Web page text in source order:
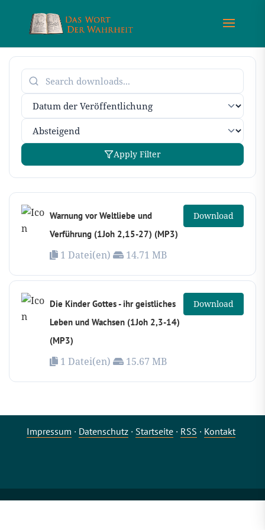
Apply Filter
Warnung vor Weltliebe und
Verführung (1Joh 2,15-27) (MP3)
1 Datei(en) 14.71 MB
Download
Die Kinder Gottes - ihr geistliches
Leben und Wachsen (1Joh 2,3-14)
(MP3)
1 Datei(en) 15.67 MB
Download
Impressum · Datenschutz· Startseite· RSS · Kontakt